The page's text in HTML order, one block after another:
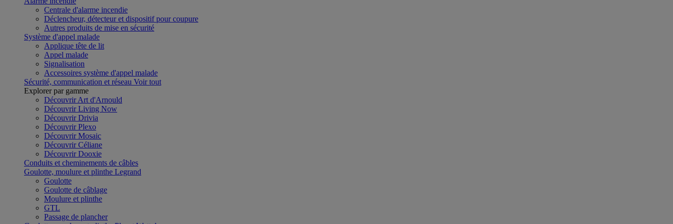
Centrale d'alarme incendie
Déclencheur, détecteur et dispositif pour coupure
Autres produits de mise en sécurité
Système d'appel malade
Applique tête de lit
Appel malade
Signalisation
Accessoires système d'appel malade
Sécurité, communication et réseau Voir tout
Explorer par gamme
Découvrir Art d'Arnould
Découvrir Living Now
Découvrir Drivia
Découvrir Plexo
Découvrir Mosaic
Découvrir Céliane
Découvrir Dooxie
Conduits et cheminements de câbles
Goulotte, moulure et plinthe Legrand
Goulotte
Goulotte de câblage
Moulure et plinthe
GTL
Passage de plancher